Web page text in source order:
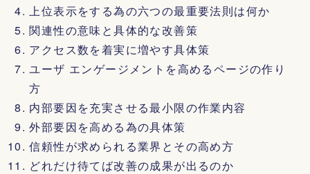
上位表示をする為の六つの最重要法則は何か
関連性の意味と具体的な改善策
アクセス数を着実に増やす具体策
ユーザ エンゲージメントを高めるページの作り
方
内部要因を充実させる最小限の作業内容
外部要因を高める為の具体策
信頼性が求められる業界とその高め方
どれだけ待てば改善の成果が出るのか